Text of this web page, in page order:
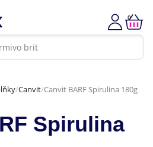
0
Canvit Canvit BARF Spirulina 180g
Spirulina